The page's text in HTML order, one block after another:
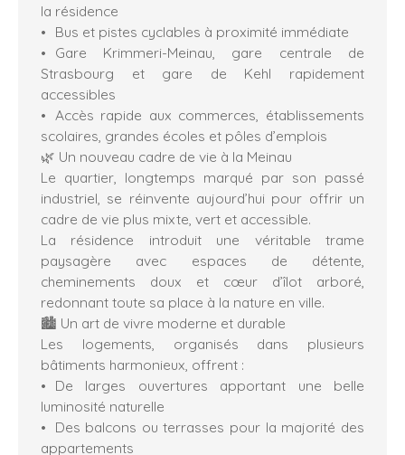
la résidence
Bus et pistes cyclables à proximité immédiate
Gare Krimmeri-Meinau, gare centrale de
Strasbourg et gare de Kehl rapidement
accessibles
Accès rapide aux commerces, établissements
scolaires, grandes écoles et pôles d’emplois
🌿 Un nouveau cadre de vie à la Meinau
Le quartier, longtemps marqué par son passé
industriel, se réinvente aujourd’hui pour offrir un
cadre de vie plus mixte, vert et accessible.
La résidence introduit une véritable trame
paysagère avec espaces de détente,
cheminements doux et cœur d’îlot arboré,
redonnant toute sa place à la nature en ville.
🏙️ Un art de vivre moderne et durable
Les logements, organisés dans plusieurs
bâtiments harmonieux, offrent :
De larges ouvertures apportant une belle
luminosité naturelle
Des balcons ou terrasses pour la majorité des
appartements